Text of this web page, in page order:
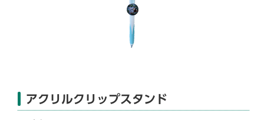
アクリルクリップスタンド